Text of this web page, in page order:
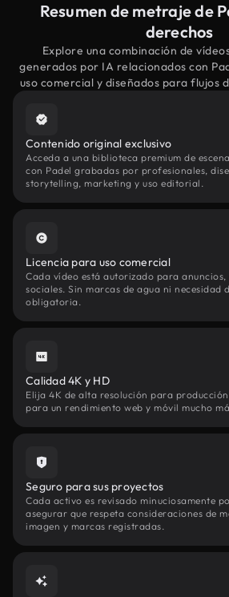
Resumen de metraje de
derechos
Explore una combinación de
generados por IA relacionados con
uso comercial y diseñados para flujos
Contenido original exclusivo
Acceda a una biblioteca premium de
con Padel grabadas por profesionales,
storytelling, marketing y uso editorial.
Licencia para uso comercial
Cada vídeo está autorizado para anuncios,
sociales. Sin marcas de agua ni necesidad
obligatoria.
Calidad 4K y HD
Elija 4K de alta resolución para
para un rendimiento web y móvil mucho
Seguro para sus proyectos
Cada activo es revisado minuciosamente
asegurar que respeta consideraciones de
imagen y marcas registradas.